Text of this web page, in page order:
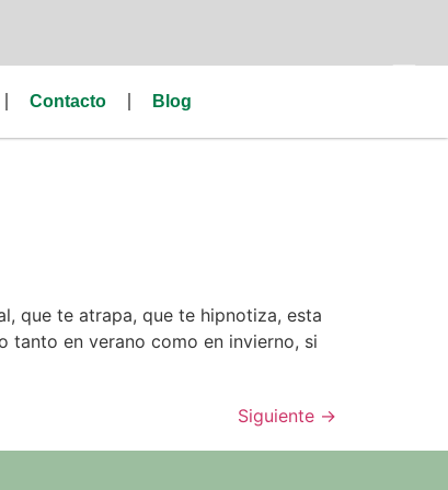
Contacto Blog
que te atrapa, que te hipnotiza, esta
tanto en verano como en invierno, si
Siguiente →